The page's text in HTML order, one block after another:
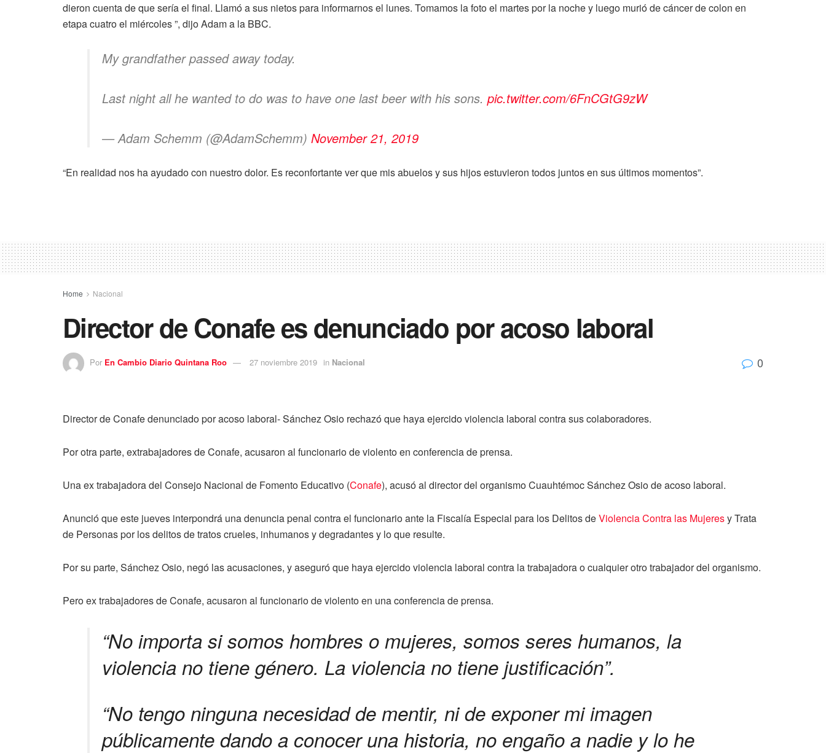
dieron cuenta de que sería el final. Llamó a sus nietos para informarnos el lunes. Tomamos la foto el martes por la noche y luego murió de cáncer de colon en
etapa cuatro el miércoles ”, dijo Adam a la BBC.
My grandfather passed away today.
Last night all he wanted to do was to have one last beer with his sons. pic.twitter.com/6FnCGtG9zW
— Adam Schemm (@AdamSchemm) November 21, 2019
“En realidad nos ha ayudado con nuestro dolor. Es reconfortante ver que mis abuelos y sus hijos estuvieron todos juntos en sus últimos momentos”.
Home Nacional
Director de Conafe es denunciado por acoso laboral
Por En Cambio Diario Quintana Roo 27 noviembre 2019 in Nacional 0
Director de Conafe denunciado por acoso laboral- Sánchez Osio rechazó que haya ejercido violencia laboral contra sus colaboradores.
Por otra parte, extrabajadores de Conafe, acusaron al funcionario de violento en conferencia de prensa.
Una ex trabajadora del Consejo Nacional de Fomento Educativo (Conafe), acusó al director del organismo Cuauhtémoc Sánchez Osio de acoso laboral.
Anunció que este jueves interpondrá una denuncia penal contra el funcionario ante la Fiscalía Especial para los Delitos deViolencia Contra las Mujeresy Trata
de Personas por los delitos de tratos crueles, inhumanos y degradantes y lo que resulte.
Por su parte, Sánchez Osio, negó las acusaciones, y aseguró que haya ejercido violencia laboral contra la trabajadora o cualquier otro trabajador del organismo.
Pero ex trabajadores de Conafe, acusaron al funcionario de violento en una conferencia de prensa.
“No importa si somos hombres o mujeres, somos seres humanos, la
violencia no tiene género. La violencia no tiene justificación”.
“No tengo ninguna necesidad de mentir, ni de exponer mi imagen
públicamente dando a conocer una historia, no engaño a nadie y lo he